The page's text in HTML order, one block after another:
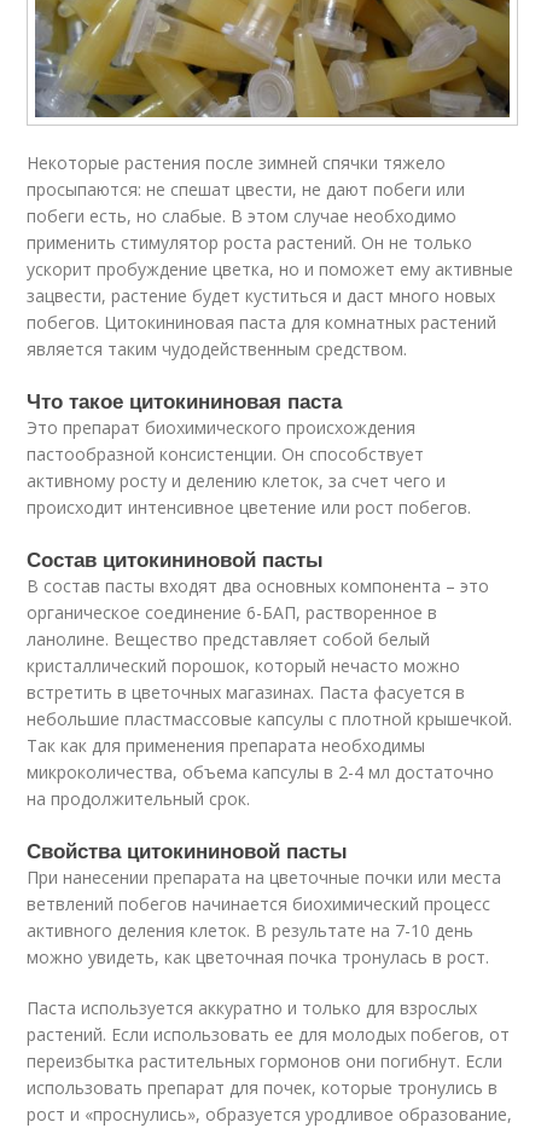
Некоторые растения после зимней спячки тяжело
просыпаются: не спешат цвести, не дают побеги или
побеги есть, но слабые. В этом случае необходимо
применить стимулятор роста растений. Он не только
ускорит пробуждение цветка, но и поможет ему активные
зацвести, растение будет куститься и даст много новых
побегов. Цитокининовая паста для комнатных растений
является таким чудодейственным средством.
Что такое цитокининовая паста
Это препарат биохимического происхождения
пастообразной консистенции. Он способствует
активному росту и делению клеток, за счет чего и
происходит интенсивное цветение или рост побегов.
Состав цитокининовой пасты
В состав пасты входят два основных компонента – это
органическое соединение 6-БАП, растворенное в
ланолине. Вещество представляет собой белый
кристаллический порошок, который нечасто можно
встретить в цветочных магазинах. Паста фасуется в
небольшие пластмассовые капсулы с плотной крышечкой.
Так как для применения препарата необходимы
микроколичества, объема капсулы в 2-4 мл достаточно
на продолжительный срок.
Свойства цитокининовой пасты
При нанесении препарата на цветочные почки или места
ветвлений побегов начинается биохимический процесс
активного деления клеток. В результате на 7-10 день
можно увидеть, как цветочная почка тронулась в рост.
Паста используется аккуратно и только для взрослых
растений. Если использовать ее для молодых побегов, от
переизбытка растительных гормонов они погибнут. Если
использовать препарат для почек, которые тронулись в
рост и «проснулись», образуется уродливое образование,